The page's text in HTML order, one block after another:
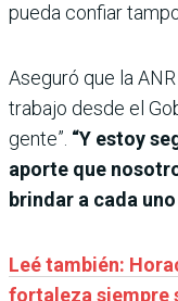
pueda confiar
Aseguró que la
trabajo desde el
gente”. “Y estoy
aporte que
brindar a cada
Leé también:
fortaleza siempre